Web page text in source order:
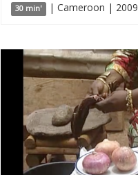
30 min' | Cameroon | 2009